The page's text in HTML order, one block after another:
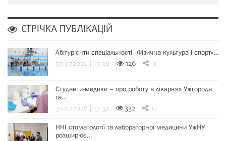
СТРІЧКА ПУБЛІКАЦІЙ
Абітурієнти спеціальності «Фізична культура і спорт»…
30.07.2026 | 15:38 126 0
Студенти-медики – про роботу в лікарнях Ужгорода
та…
30.07.2026 | 13:37 332 0
ННІ стоматології та лабораторної медицини УжНУ
розширює…